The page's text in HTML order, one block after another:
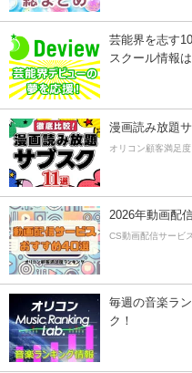
芸能界を志す
スクール情報
漫画読み放題
オリコン顧客満足
2026年動画配
CS動画配信サービ
毎週の音楽ラ
ク！